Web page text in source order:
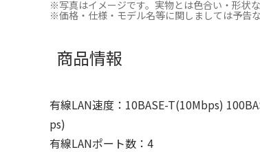
※写真はイメージです。実物とは色合い・形状
※価格・仕様・モデル名等に関しましては予告
商品情報
有線LAN速度：10BASE-T(10Mbps)
ps)
有線LANポート数：4